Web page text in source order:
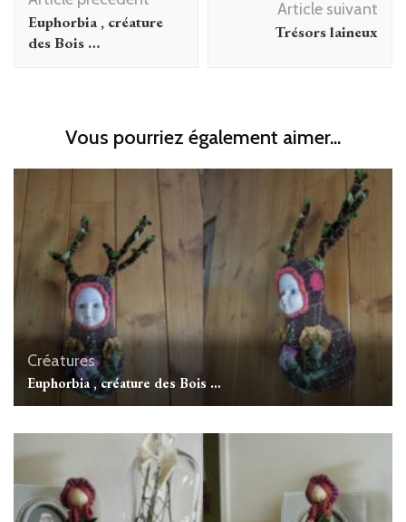
d'article
Euphorbia , créature
des Bois …
Article suivant
Trésors laineux
Vous pourriez également aimer...
Créatures
Euphorbia , créature des Bois …